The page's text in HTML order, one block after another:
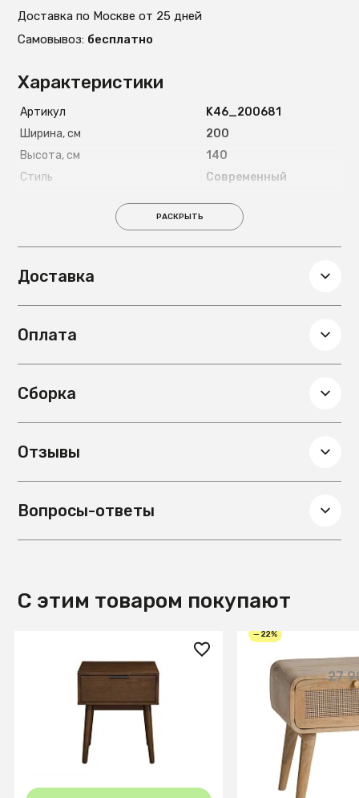
Характеристики
Артикул
K46_200681
Ширина, см
200
Высота, см
140
Стиль
Современный
Россия
Материал ножек
Вес, кг
Материал основания под
металлокаркас с
РАСКРЫТЬ
Доставка
Оплата
Сборка
Отзывы
Вопросы-ответы
Доставка по Москве от 25 дней
Самовывоз: бесплатно
С этим товаром покупают
23 800 ₽
Тумба прикроватная Halmar
CASSINA (орех)
— 22%
21 900 ₽
27
Тумбочка
массива,